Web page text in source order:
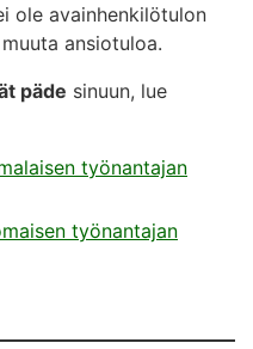
ole avainhenkilötulon
ansiotuloa.
päde sinuun, lue
työnantajan
työnantajan